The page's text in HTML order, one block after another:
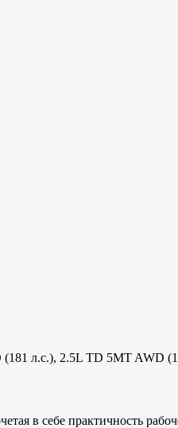
л.с.), 2.5L TD 5MT AWD
в себе практичность